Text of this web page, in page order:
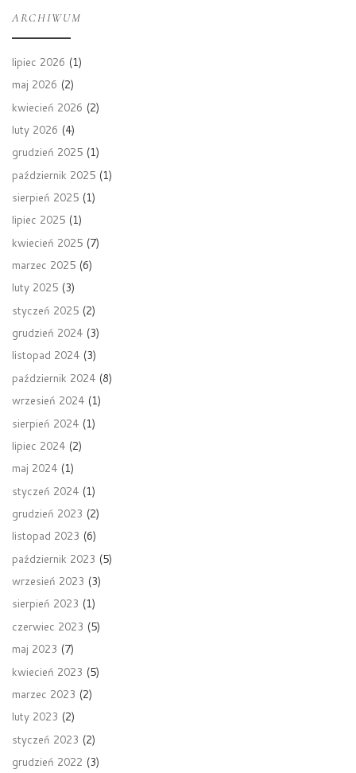
ARCHIWUM
lipiec 2026 (1)
maj 2026 (2)
kwiecień 2026 (2)
luty 2026 (4)
grudzień 2025 (1)
październik 2025 (1)
sierpień 2025 (1)
lipiec 2025 (1)
kwiecień 2025 (7)
marzec 2025 (6)
luty 2025 (3)
styczeń 2025 (2)
grudzień 2024 (3)
listopad 2024 (3)
październik 2024 (8)
wrzesień 2024 (1)
sierpień 2024 (1)
lipiec 2024 (2)
maj 2024 (1)
styczeń 2024 (1)
grudzień 2023 (2)
listopad 2023 (6)
październik 2023 (5)
wrzesień 2023 (3)
sierpień 2023 (1)
czerwiec 2023 (5)
maj 2023 (7)
kwiecień 2023 (5)
marzec 2023 (2)
luty 2023 (2)
styczeń 2023 (2)
grudzień 2022 (3)